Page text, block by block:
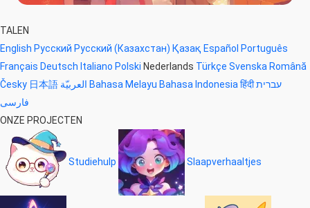
TALEN
English Русский Русский (Казахстан) Қазақ Español Português
Français Deutsch Italiano Polski Nederlands Türkçe Svenska Română
Česky 日本語 Bahasa Melayu Bahasa Indonesia हिंदीעברית
فارسی
ONZE PROJECTEN
Studiehulp Slaapverhaaltjes